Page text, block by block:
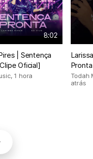
8:02
| Sentença
Oficial]
,1 hora
Todah
atrás